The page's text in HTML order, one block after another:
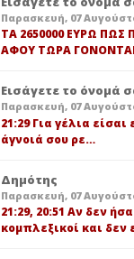
Παρασκευή, 07
TA 2650000 ΕΥΡΩ
ΑΦΟΥ ΤΩΡΑ
Εισάγετε το όνομά
Παρασκευή, 07
21:29 Για γέλια είσαι
άγνοιά σου ρε…
Δημότης
Παρασκευή, 07
21:29, 20:51 Αν δεν
κομπλεξικοί και δεν